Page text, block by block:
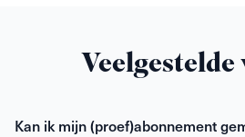
Kan ik mijn (proef)abonnement